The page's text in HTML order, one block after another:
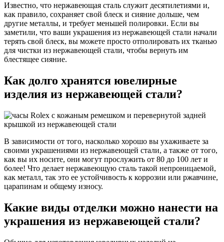
Известно, что нержавеющая сталь служит десятилетиями и,
как правило, сохраняет свой блеск и сияние дольше, чем
другие металлы, и требует меньшей полировки. Если вы
заметили, что ваши украшения из нержавеющей стали начали
терять свой блеск, вы можете просто отполировать их тканью
для чистки из нержавеющей стали, чтобы вернуть им
блестящее сияние.
Как долго хранятся ювелирные
изделия из нержавеющей стали?
В зависимости от того, насколько хорошо вы ухаживаете за
своими украшениями из нержавеющей стали, а также от того,
как вы их носите, они могут прослужить от 80 до 100 лет и
более! Что делает нержавеющую сталь такой непроницаемой,
как металл, так это ее устойчивость к коррозии или ржавчине,
царапинам и общему износу.
Какие виды отделки можно нанести на
украшения из нержавеющей стали?